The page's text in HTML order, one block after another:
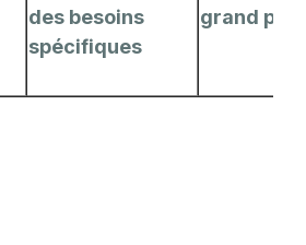
des besoins
spécifiques
grand